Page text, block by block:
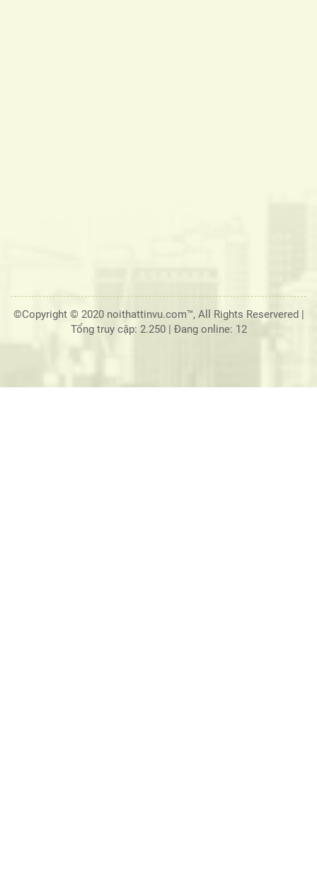
©Copyright © 2020 noithattinvu.com™, All Rights Reservered |
Tổng truy cập: 2.250| Đang online: 12